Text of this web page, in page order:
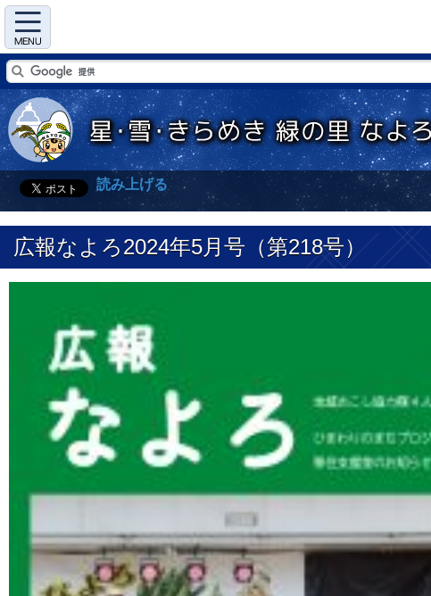
Menu
読み上げる
広報なよろ2024年5月号（第218号）